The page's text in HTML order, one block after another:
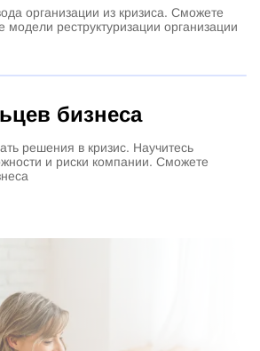
организации из кризиса. Сможете
модели реструктуризации организации
бизнеса
решения в кризис. Научитесь
и риски компании. Сможете